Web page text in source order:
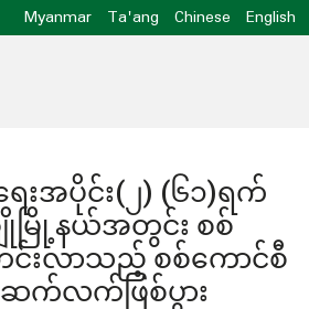
Myanmar Ta'ang Chinese
English
းအပိုင်း(၂) (၆၁)ရက်
ျိုမြို့နယ်အတွင်း စစ်
င်းလာသည့် စစ်ကောင်စီ
က်လက်ဖြစ်ပွား